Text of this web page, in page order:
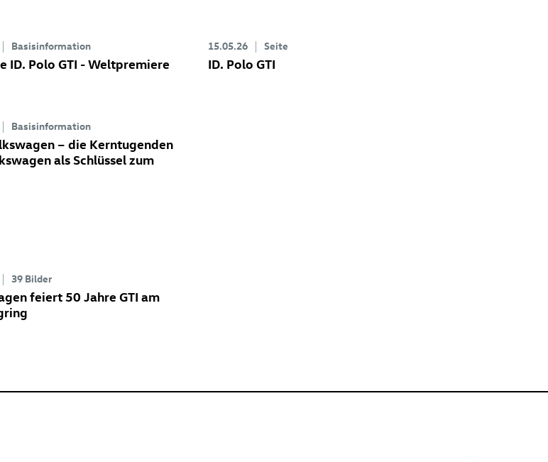
Basisinformation
ID. Polo GTI - Weltpremiere
15.05.26 Seite
ID. Polo GTI
Basisinformation
– die Kerntugenden
als Schlüssel zum
39 Bilder
feiert 50 Jahre GTI am